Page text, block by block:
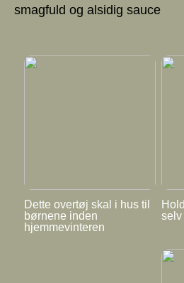
smagfuld og alsidig sauce
Dette overtøj skal i hus til
børnene inden
hjemmevinteren
selv